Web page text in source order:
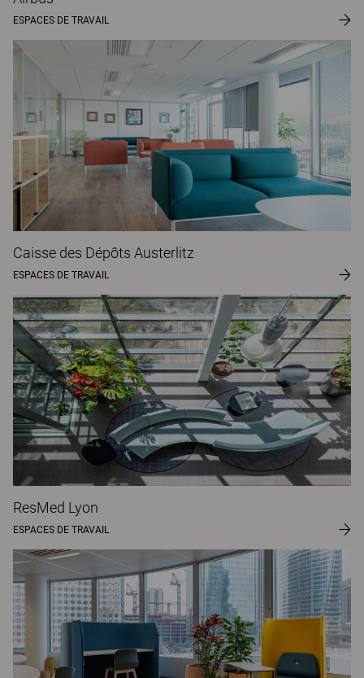
ESPACES DE TRAVAIL
Caisse des Dépôts Austerlitz
ESPACES DE TRAVAIL
ResMed Lyon
ESPACES DE TRAVAIL